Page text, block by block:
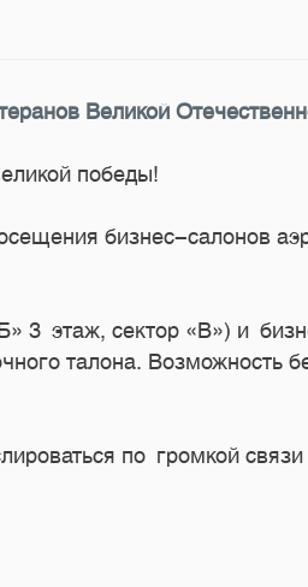
Великой
победы!
бизнес-салонов
3 этаж, сектор «В») и
талона. Возможность
по громкой